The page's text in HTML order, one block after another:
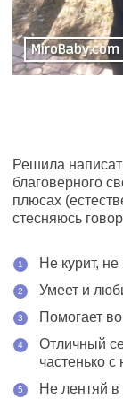
Решила
благоверного
плюсах
стесняюсь
Не курит,
Умеет и
Помогает
Отличный
частенько с
Не лентяй